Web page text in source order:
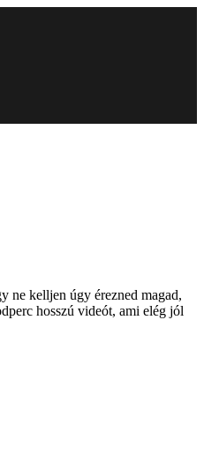
ne kelljen úgy érezned magad,
hosszú videót, ami elég jól